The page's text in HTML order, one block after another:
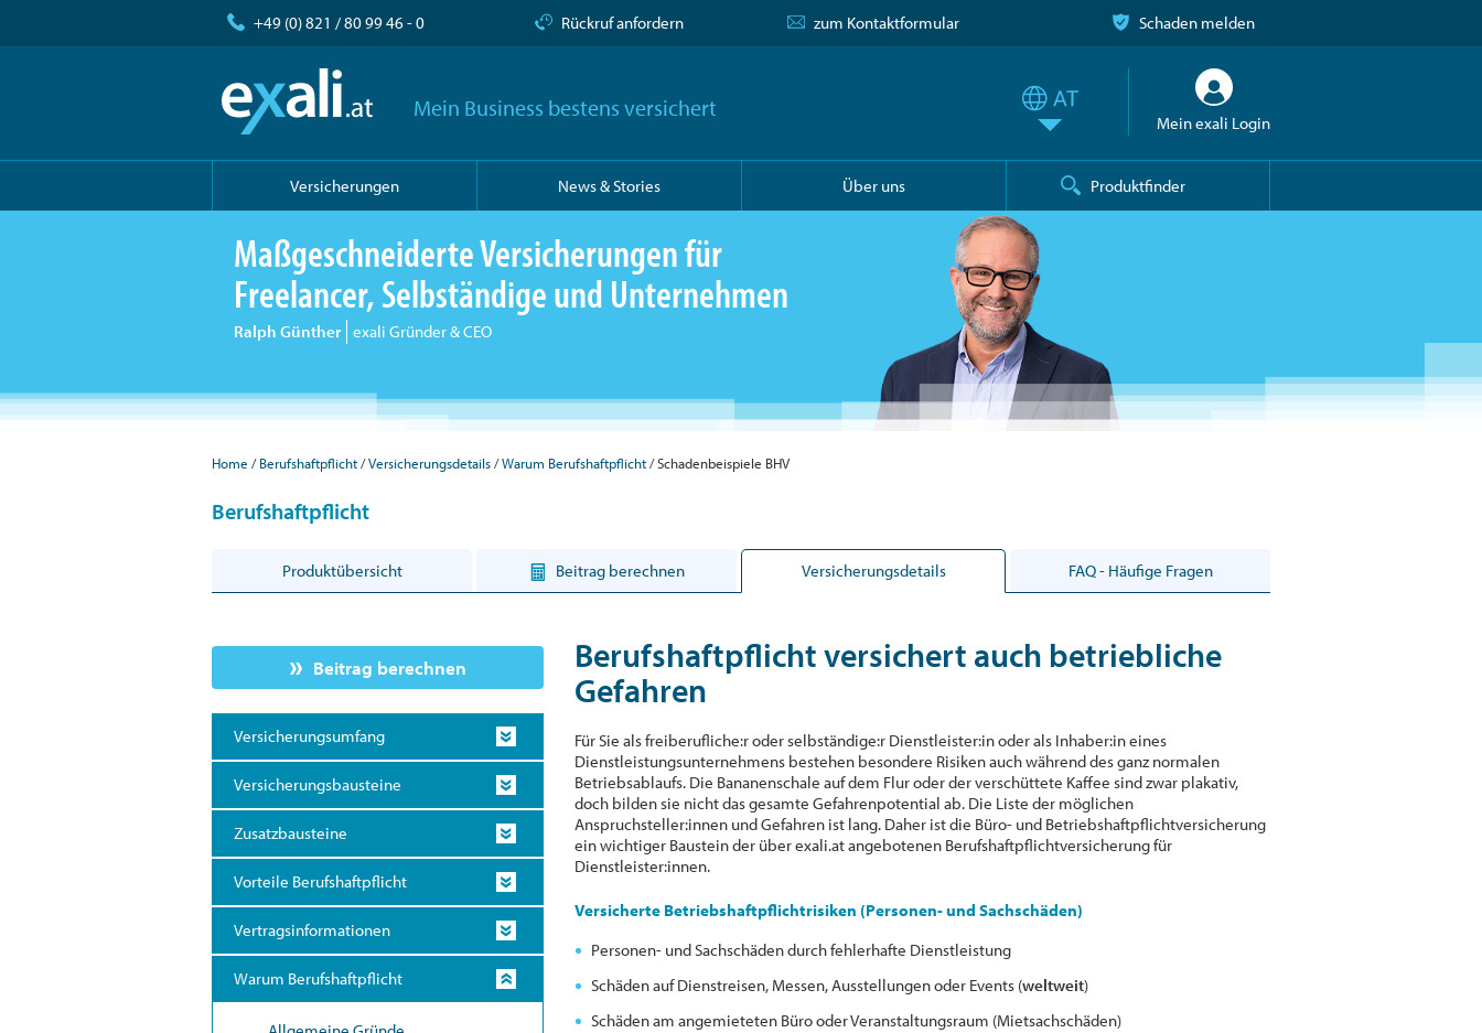
+49 (0) 821 / 80 99 46 - 0 Rückruf anfordern zum Kontaktformular Schaden melden
Mein Business bestens versichert
Mein exali Login
Versicherungen News & Stories Über uns Produktfinder
Maßgeschneiderte Versicherungen für
Freelancer, Selbständige und Unternehmen
Ralph Günther exali Gründer & CEO
Home Berufshaftpflicht Versicherungsdetails Warum Berufshaftpflicht Schadenbeispiele BHV
Berufshaftpflicht
Produktübersicht Beitrag berechnen Versicherungsdetails FAQ - Häufige Fragen
Beitrag berechnen
Versicherungsumfang
Versicherungsbausteine
Zusatzbausteine
Vorteile Berufshaftpflicht
Vertragsinformationen
Warum Berufshaftpflicht
Berufshaftpflicht versichert auch betriebliche
Gefahren
Für Sie als freiberufliche:r oder selbständige:r Dienstleister:in oder als Inhaber:in eines
Dienstleistungsunternehmens bestehen besondere Risiken auch während des ganz normalen
Betriebsablaufs. Die Bananenschale auf dem Flur oder der verschüttete Kaffee sind zwar plakativ,
doch bilden sie nicht das gesamte Gefahrenpotential ab. Die Liste der möglichen
Anspruchsteller:innen und Gefahren ist lang. Daher ist die Büro- und Betriebshaftpflichtversicherung
ein wichtiger Baustein der über exali.at angebotenen Berufshaftpflichtversicherung für
Dienstleister:innen.
Versicherte Betriebshaftpflichtrisiken (Personen- und Sachschäden)
Personen- und Sachschäden durch fehlerhafte Dienstleistung
Schäden auf Dienstreisen, Messen, Ausstellungen oder Events (weltweit)
Schäden am angemieteten Büro oder Veranstaltungsraum (Mietsachschäden)